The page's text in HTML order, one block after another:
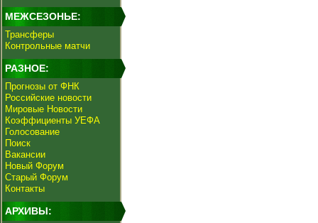
МЕЖСЕЗОНЬЕ:
Трансферы
Контрольные матчи
РАЗНОЕ:
Прогнозы от ФНК
Российские новости
Мировые Новости
Коэффициенты УЕФА
Голосование
Поиск
Вакансии
Новый Форум
Старый Форум
Контакты
АРХИВЫ: